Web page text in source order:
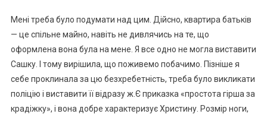
Мені треба було подумати над цим. Дійсно, квартира батьків
— це спільне майно, навіть не дивлячись на те, що
оформлена вона була на мене. Я все одно не могла виставити
Сашку. І тому вирішила, що поживемо побачимо. Пізніше я
себе проклинала за цю безхребетність, треба було викликати
поліцію і виставити її відразу ж.Є приказка «простота гірша за
крадіжку», і вона добре характеризує Христину. Розмір ноги,